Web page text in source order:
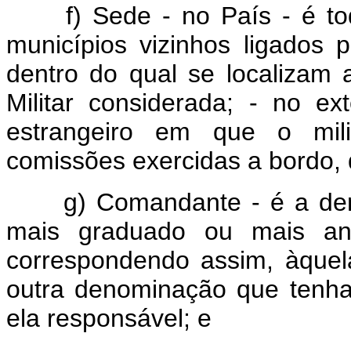
f) Sede - no País - é
municípios vizinhos ligados
dentro do qual se localizam
Militar considerada; - no
estrangeiro em que o
comissões exercidas a
g) Comandante - é a
mais graduado ou mais
correspondendo assim,
outra denominação que
ela responsável; e